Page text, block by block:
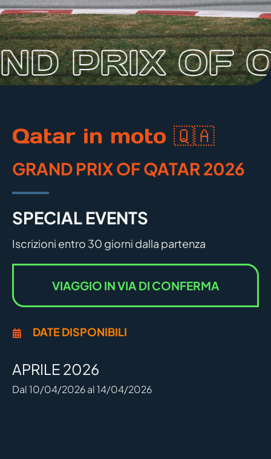
PRIX OF
Qatar in moto 🇶🇦
GRAND PRIX OF QATAR 2026
SPECIAL EVENTS
Iscrizioni entro 30 giorni dalla partenza
VIAGGIO IN VIA DI CONFERMA
DATE DISPONIBILI
APRILE 2026
Dal 10/04/2026 al 14/04/2026